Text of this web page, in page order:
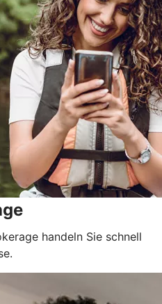
handeln Sie schnell